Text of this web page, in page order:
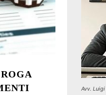
Avv.